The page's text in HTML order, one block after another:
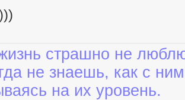
страшно не
не знаешь, как с
на их уровень.